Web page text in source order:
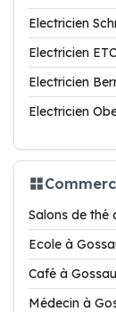
Electricien
Electricien
Electricien
Electricien
Salons de thé
Ecole à
Café à Gossau
Médecin à